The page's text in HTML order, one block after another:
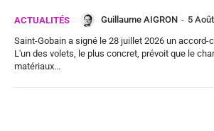
ACTUALITÉS Guillaume AIGRON - 5
Saint-Gobain a signé le 28 juillet 2026 un accord-
L'un des volets, le plus concret, prévoit que le
matériaux...